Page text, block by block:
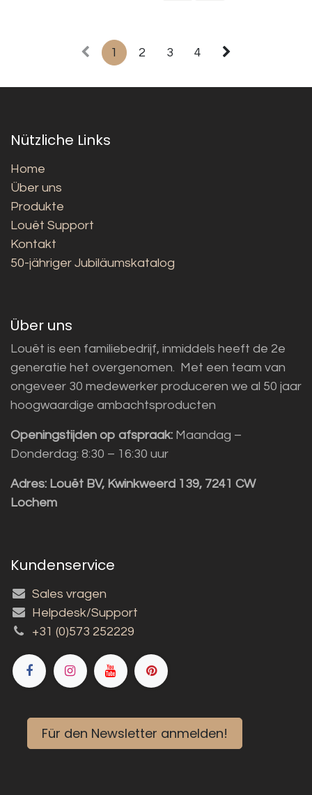
1 2 3 4
Nützliche Links
Home
Über uns
Produkte
Louët Support
Kontakt
50-jähriger Jubiläumskatalog
Über uns
Louët is een familiebedrijf, inmiddels heeft de 2e
generatie het overgenomen. Met een team van
ongeveer 30 medewerker produceren we al 50 jaar
hoogwaardige ambachtsproducten
Openingstijden op afspraak: Maandag –
Donderdag: 8:30 – 16:30 uur
Adres: Louët BV, Kwinkweerd 139, 7241 CW
Lochem
Kundenservice
Sales vragen
Helpdesk/Support
+31 (0)573 252229
Für den Newsletter anmelden!